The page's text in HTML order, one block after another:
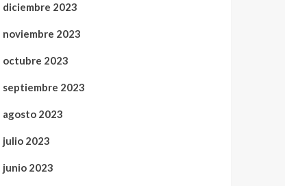
diciembre 2023
noviembre 2023
octubre 2023
septiembre 2023
agosto 2023
julio 2023
junio 2023